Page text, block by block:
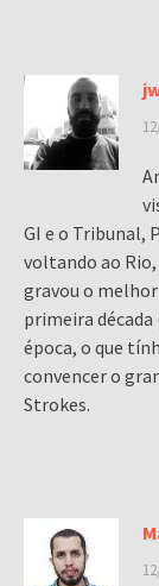
GI e o Tribunal,
voltando ao
gravou o
primeira década
época, o que
convencer o
Strokes.